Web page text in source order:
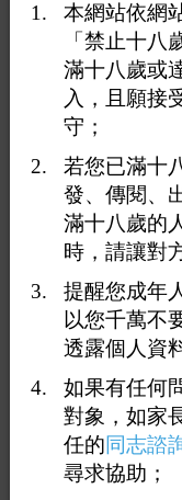
本網站依網
「禁止十
滿十八歲或
入，且願接
守；
若您已滿十
發、傳閱、
滿十八歲的
時，請讓對
提醒您成年
以您千萬不
透露個人資
如果有任何
對象，如家
任的同志諮
尋求協助；